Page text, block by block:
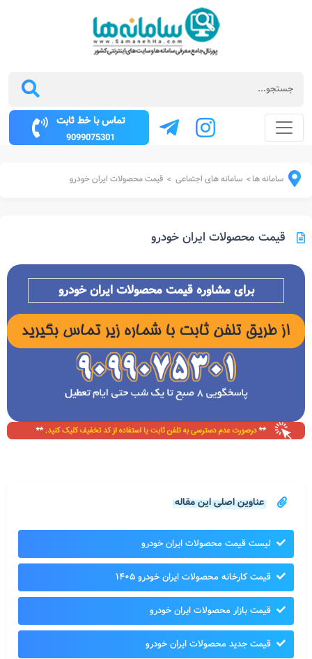
تماس با خط ثابت
9099075301
سامانه ها> سامانه های اجتماعی > قیمت محصولات ایران خودرو
قیمت محصولات ایران خودرو
برای مشاوره قیمت محصولات ایران خودرو
عناوین اصلی این مقاله
لیست قیمت محصولات ایران خودرو
قیمت کارخانه محصولات ایران خودرو ۱۴۰۵
قیمت بازار محصولات ایران خودرو
قیمت جدید محصولات ایران خودرو